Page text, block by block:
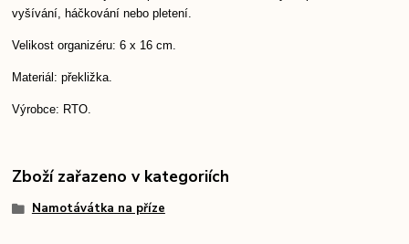
vyšívání, háčkování nebo pletení.
Velikost organizéru: 6 x 16 cm.
Materiál: překližka.
Výrobce: RTO.
Zboží zařazeno v kategoriích
Namotávátka na příze